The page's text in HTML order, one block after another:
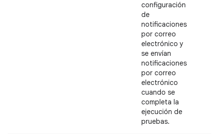
configuración
de
notificaciones
por correo
electrónico y
se envían
notificaciones
por correo
electrónico
cuando se
completa la
ejecución de
pruebas.